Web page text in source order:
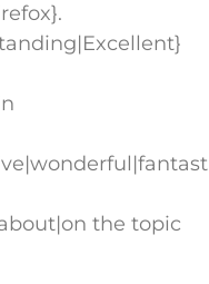
the topic